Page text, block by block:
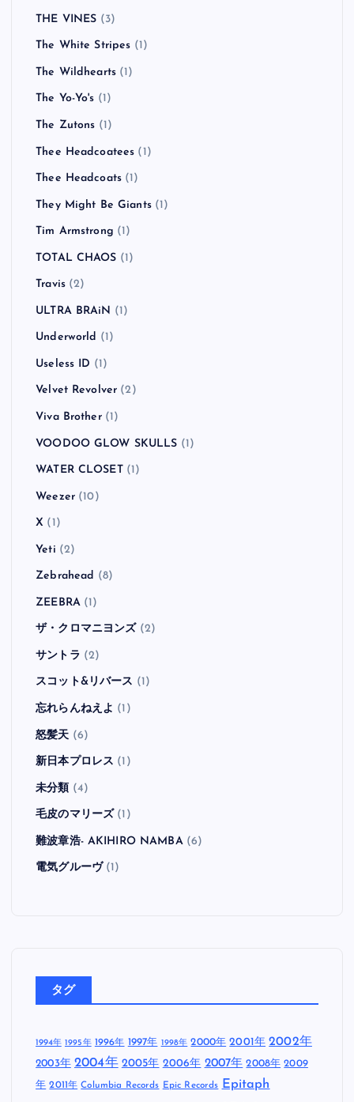
THE VINES (3)
The White Stripes (1)
The Wildhearts (1)
The Yo-Yo's (1)
The Zutons (1)
Thee Headcoatees (1)
Thee Headcoats (1)
They Might Be Giants(1)
Tim Armstrong (1)
TOTAL CHAOS (1)
Travis(2)
ULTRA BRAiN (1)
Underworld (1)
Useless ID (1)
Velvet Revolver (2)
Viva Brother(1)
VOODOO GLOW SKULLS (1)
WATER CLOSET(1)
Weezer(10)
X (1)
Yeti (2)
Zebrahead (8)
ZEEBRA(1)
ザ・クロマニヨンズ (2)
サントラ (2)
スコット&リバース (1)
忘れらんねえよ (1)
怒髪天 (6)
新日本プロレス (1)
未分類 (4)
毛皮のマリーズ (1)
難波章浩- AKIHIRO NAMBA(6)
電気グルーヴ(1)
タグ
1994年 1995年 1996年 1997年 1998年 2000年 2001年 2002年
2003年 2004年 2005年 2006年 2007年 2008年 2009
年 2011年 Columbia Records Epic Records Epitaph